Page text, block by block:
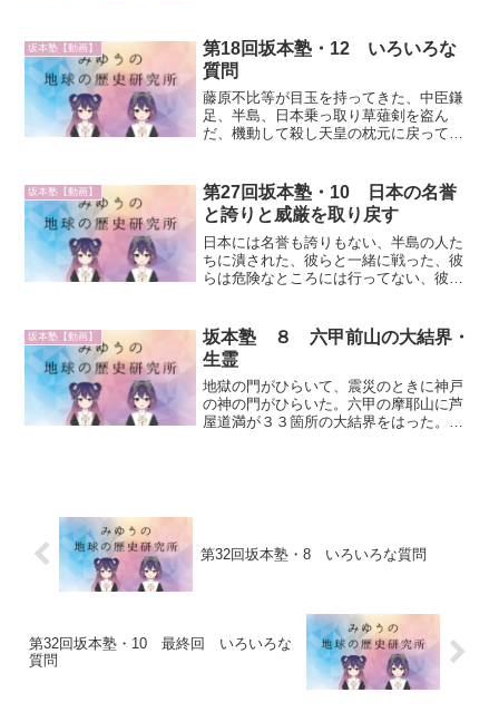
った、アメリカ軍が戦利品として撤収し
てイラク・クウェート戦...
坂本塾【動画】
第18回坂本塾・12 いろいろな
質問
藤原不比等が目玉を持ってきた、中臣鎌
足、半島、日本乗っ取り草薙剣を盗ん
だ、機動して殺し天皇の枕元に戻ってき
字は藤原不比等の子孫昔の半島と今の半
島は違う、エヴェンキ族（※...
坂本塾【動画】
第27回坂本塾・10 日本の名誉
と誇りと威厳を取り戻す
日本には名誉も誇りもない、半島の人た
ちに潰された、彼らと一緒に戦った、彼
らは危険なところには行ってない、彼ら
名誉も誇りもない貨幣価値が1/10に下が
ってどうしようもない...
坂本塾【動画】
坂本塾 ８ 六甲前山の大結界・
生霊
地獄の門がひらいて、震災のときに神戸
の神の門がひらいた。六甲の摩耶山に芦
屋道満が３３箇所の大結界をはった。芦
第32回坂本塾・8 いろいろな質問
第32回坂本塾・10 最終回 いろいろな
質問